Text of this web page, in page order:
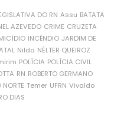
DO RN Assu BATATA
AZEVEDO CRIME CRUZETA
INCÊNDIO JARDIM DE
Nilda NÉLTER QUEIROZ
POLÍCIA POLÍCIA CIVIL
RN ROBERTO GERMANO
NORTE Temer UFRN Vivaldo
DIAS